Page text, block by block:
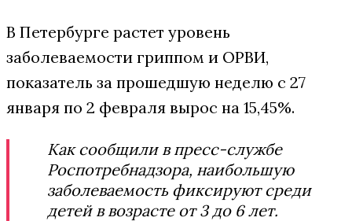
В Петербурге растет уровень
заболеваемости гриппом и ОРВИ,
показатель за прошедшую неделю с 27
января по 2 февраля вырос на 15,45%.
Как сообщили в пресс-службе
Роспотребнадзора, наибольшую
заболеваемость фиксируют среди
детей в возрасте от 3 до 6 лет.